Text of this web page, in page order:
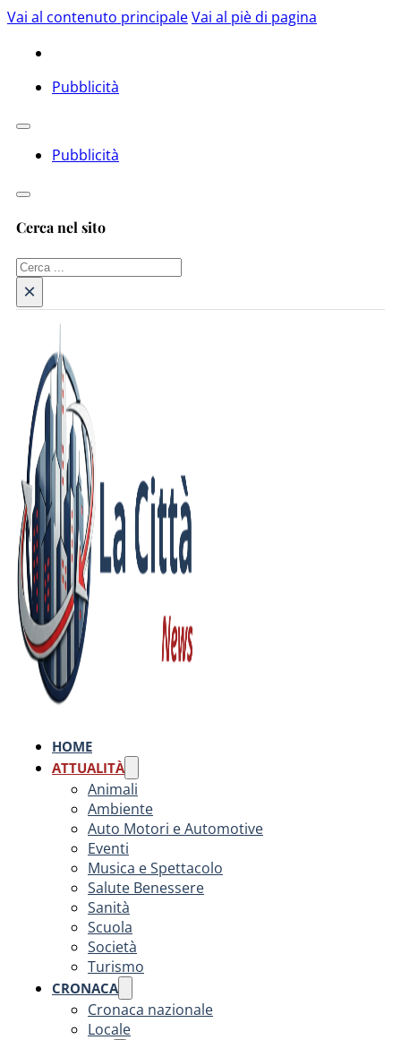
Vai al contenuto principaleVai al piè di pagina
Pubblicità
Pubblicità
Cerca nel sito
Cerca
×
HOME
ATTUALITÀ
Animali
Ambiente
Auto Motori e Automotive
Eventi
Musica e Spettacolo
Salute Benessere
Sanità
Scuola
Società
Turismo
CRONACA
Cronaca nazionale
Locale